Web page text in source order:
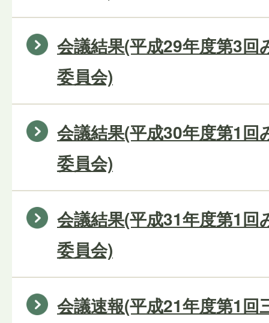
会議結果(平成29年度第3回
委員会)
会議結果(平成30年度第1回
委員会)
会議結果(平成31年度第1回
委員会)
会議速報(平成21年度第1回